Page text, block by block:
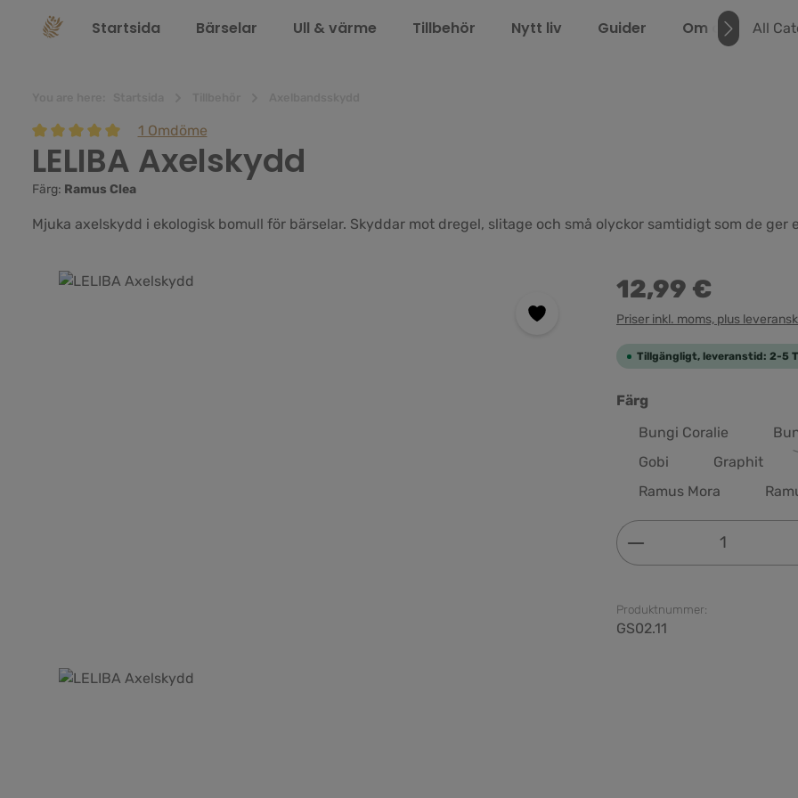
Hoppa till huvudnavigering
Startsida Bärselar Ull & värme Tillbehör Nytt liv Guider Om oss All
Genomsnittligt betyg på 5 av 5 stjärnor
1 Omdöme
LELIBA Axelskydd
Färg: Ramus Clea
Mjuka axelskydd i ekologisk bomull för bärselar. Skyddar mot dregel, slitage och små olyckor samtidigt som de
Hoppa över bildgalleri 12,99 €
Priser inkl. moms, plus
Tillgängligt, leveranstid: 2-5
Välj
Färg
Bungi Coralie
Gobi
Graphit
Ramus Mora
Produktkvantitet:
Produktnummer:
GS02.11